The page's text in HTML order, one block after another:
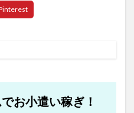
お小遣い稼ぎ！